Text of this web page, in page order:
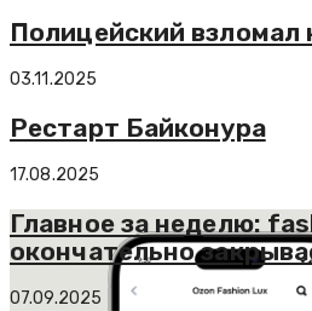
Полицейский
03.11.2025
Рестарт Байконура
17.08.2025
Главное за неделю:
окончательно
07.09.2025